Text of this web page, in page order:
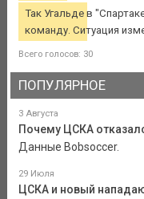
Так Угальде в
команду. Ситуация
Всего голосов: 30
ПОПУЛЯРНОЕ
3 Августа
Почему ЦСКА
Данные Bobsoccer.
29 Июля
ЦСКА и новый